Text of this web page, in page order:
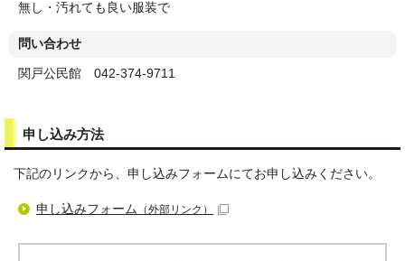
無し・汚れても良い服装で
問い合わせ
関戸公民館 042-374-9711
申し込み方法
下記のリンクから、申し込みフォームにてお申し込みください。
申し込みフォーム （外部リンク）